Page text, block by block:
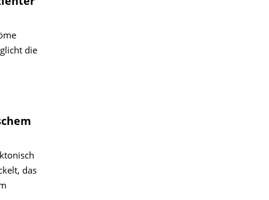
die
das